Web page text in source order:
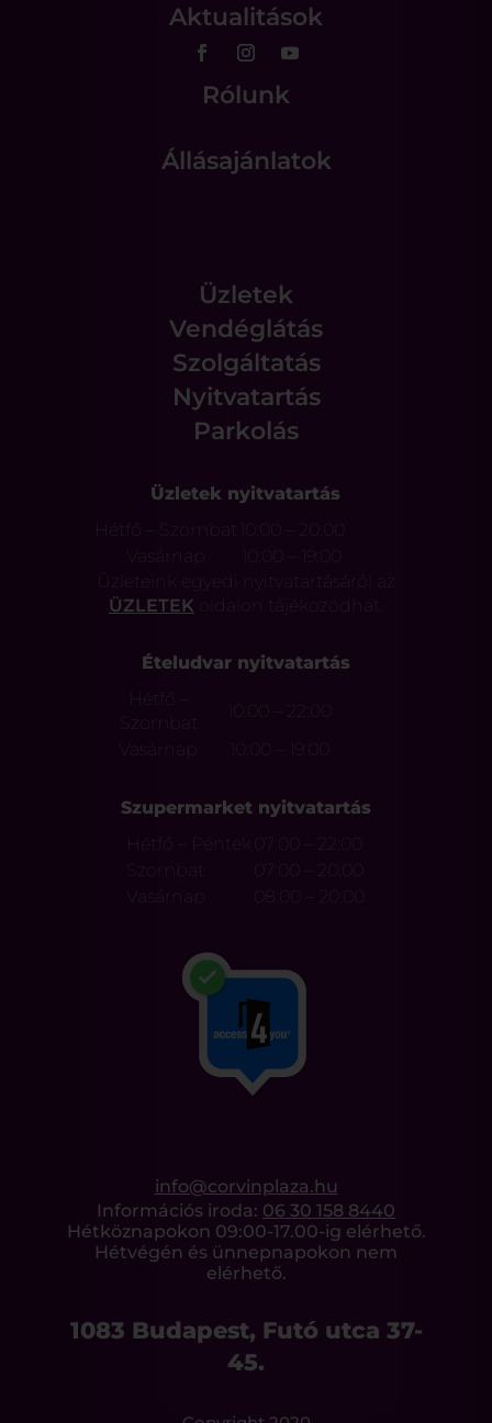
Aktualitások
Rólunk
Állásajánlatok
Üzletek
Vendéglátás
Szolgáltatás
Nyitvatartás
Parkolás
Üzletek nyitvatartás
Hétfő – Szombat
10:00 – 20:00
Vasárnap
Üzleteink egyedi nyitvatartásáról az
ÜZLETEK oldalon tájékozódhat.
Ételudvar nyitvatartás
Hétfő –
Szombat
10:00 – 22:00
Vasárnap
Szupermarket nyitvatartás
Hétfő – Péntek
07:00 – 22:00
Szombat
07:00 – 20:00
Vasárnap
08:00 – 20:00
info@corvinplaza.hu
Információs iroda: 06 30 158 8440
Hétköznapokon 09:00-17.00-ig elérhető.
Hétvégén és ünnepnapokon nem
elérhető.
1083 Budapest, Futó utca 37-
45.